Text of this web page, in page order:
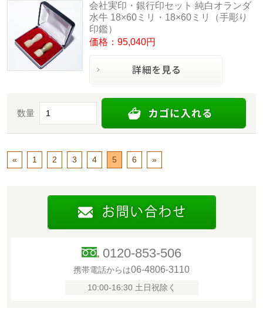
会社実印・銀行印セット 純白オランダ
水牛 18×60ミリ・18×60ミリ（手彫り
印鑑）
価格：95,040円
数量
« 1 2 3 4 5 6 »
0120-853-506
携帯電話からは06-4806-3110
10:00-16:30 土日祝除く